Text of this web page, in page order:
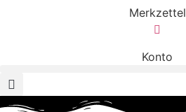
Merkzettel
Konto